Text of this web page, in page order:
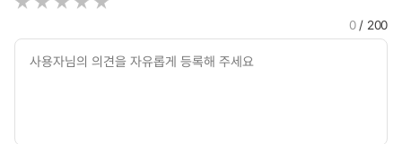
0/ 200